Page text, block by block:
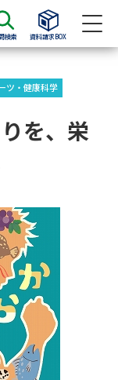
検索 資料請求BOX
料検索
テスト利用選抜の
願書
料請求
ツ・健康科学
を、栄